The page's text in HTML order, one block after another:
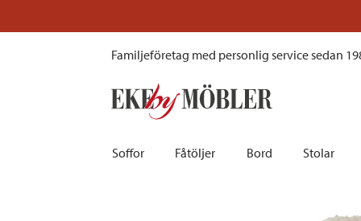
Familjeföretag med personlig service sedan
Soffor Fåtöljer Bord Stolar
Barstolar |